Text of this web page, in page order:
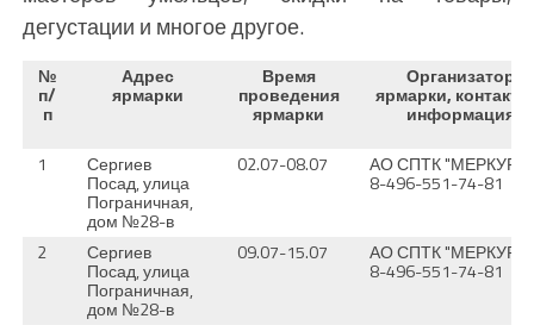
дегустации и многое другое.
№
п/
п
Адрес
ярмарки
Время
проведения
ярмарки
Организатор
ярмарки,
информация
1
Сергиев
Посад, улица
Пограничная,
дом №28-в
02.07-08.07 АО СПТК
8-496-551-74-81
2 Сергиев
Посад, улица
Пограничная,
дом №28-в
09.07-15.07 АО СПТК
8-496-551-74-81